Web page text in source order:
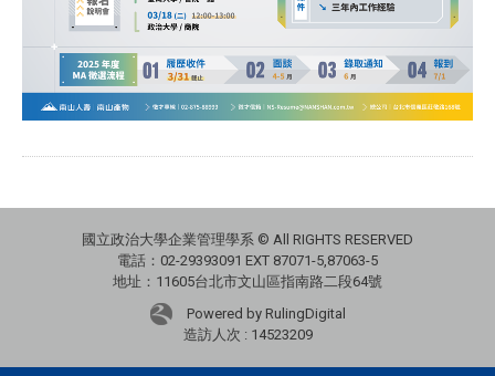
國立政治大學企業管理學系 © All RIGHTS RESERVED
電話：02-29393091 EXT 87071-5,87063-5
地址：11605台北市文山區指南路二段64號
Powered by RulingDigital
造訪人次 : 14523209